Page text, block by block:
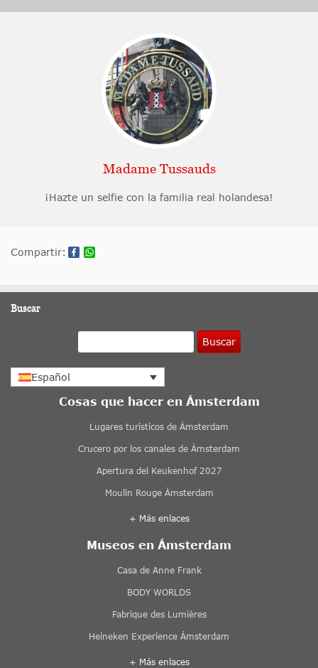
Madame Tussauds
¡Hazte un selfie con la familia real holandesa!
Compartir:
Buscar
Buscar
Español
Cosas que hacer en Ámsterdam
Lugares turisticos de Ámsterdam
Crucero por los canales de Ámsterdam
Apertura del Keukenhof 2027
Moulin Rouge Ámsterdam
+ Más enlaces
Museos en Ámsterdam
Casa de Anne Frank
BODY WORLDS
Fabrique des Lumières
Heineken Experience Ámsterdam
+ Más enlaces